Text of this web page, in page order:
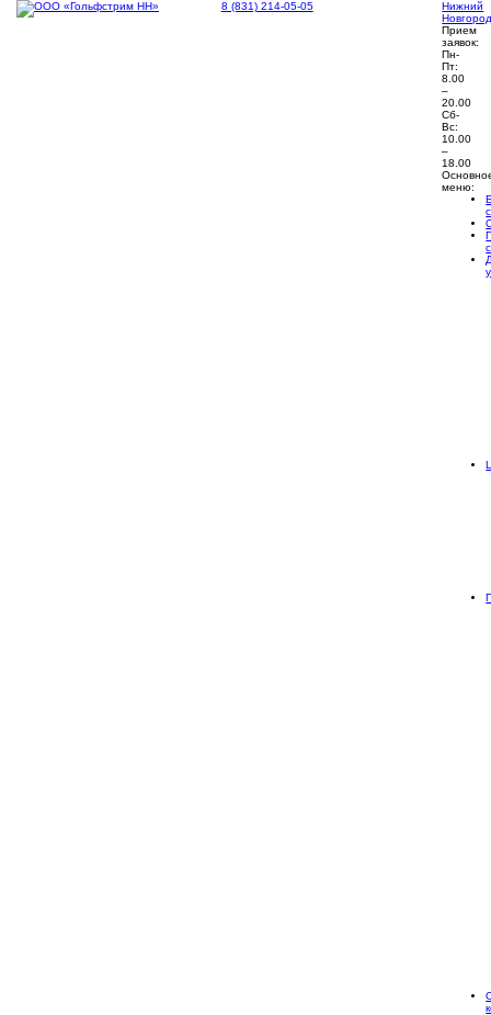
8 (831) 214-05-05
Нижний
Прием
заявок:
Пн-
Пт:
8.00
–
20.00
Сб-
Вс:
10.00
–
18.00
меню: